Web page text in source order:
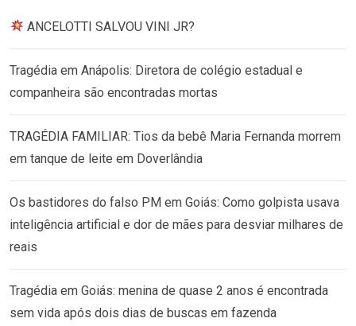
ANCELOTTI SALVOU VINI JR?
Tragédia em Anápolis: Diretora de colégio estadual e
companheira são encontradas mortas
TRAGÉDIA FAMILIAR: Tios da bebê Maria Fernanda morrem
em tanque de leite em Doverlândia
Os bastidores do falso PM em Goiás: Como golpista usava
inteligência artificial e dor de mães para desviar milhares de
reais
Tragédia em Goiás: menina de quase 2 anos é encontrada
sem vida após dois dias de buscas em fazenda